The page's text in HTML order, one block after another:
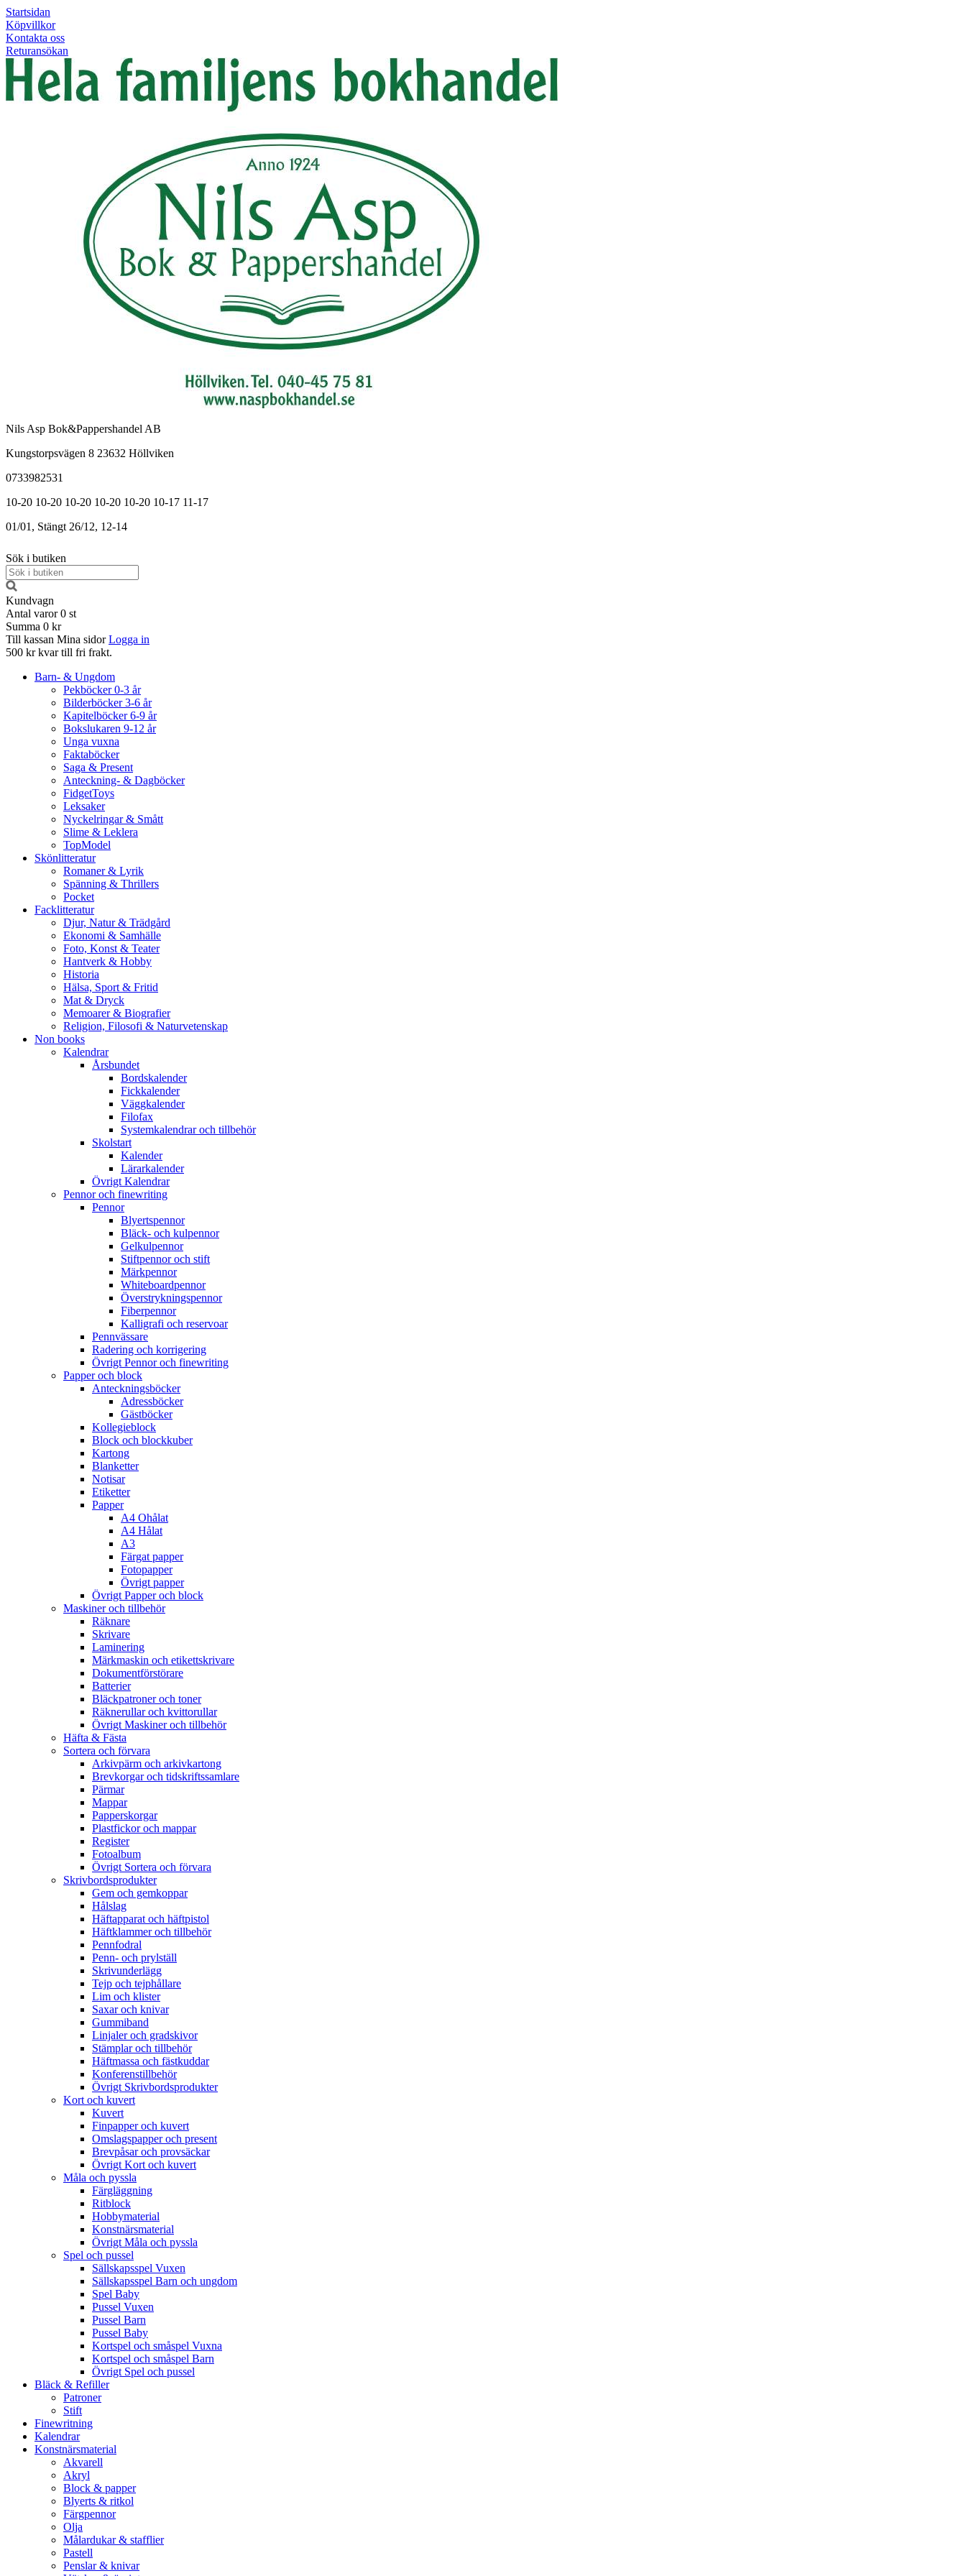
Startsidan
Köpvillkor
Kontakta oss
Returansökan
Nils Asp Bok&Pappershandel AB
Kungstorpsvägen 8 23632 Höllviken
0733982531
10-20 10-20 10-20 10-20 10-20 10-17 11-17
01/01, Stängt 26/12, 12-14
Sök i butiken
Kundvagn
Antal varor 0 st
Summa 0 kr
Till kassan Mina sidor Logga in
500 kr kvar till fri frakt.
Barn- & Ungdom
Pekböcker 0-3 år
Bilderböcker 3-6 år
Kapitelböcker 6-9 år
Bokslukaren 9-12 år
Unga vuxna
Faktaböcker
Saga & Present
Anteckning- & Dagböcker
FidgetToys
Leksaker
Nyckelringar & Smått
Slime & Leklera
TopModel
Skönlitteratur
Romaner & Lyrik
Spänning & Thrillers
Pocket
Facklitteratur
Djur, Natur & Trädgård
Ekonomi & Samhälle
Foto, Konst & Teater
Hantverk & Hobby
Historia
Hälsa, Sport & Fritid
Mat & Dryck
Memoarer & Biografier
Religion, Filosofi & Naturvetenskap
Non books
Kalendrar
Årsbundet
Bordskalender
Fickkalender
Väggkalender
Filofax
Systemkalendrar och tillbehör
Skolstart
Kalender
Lärarkalender
Övrigt Kalendrar
Pennor och finewriting
Pennor
Blyertspennor
Bläck- och kulpennor
Gelkulpennor
Stiftpennor och stift
Märkpennor
Whiteboardpennor
Överstrykningspennor
Fiberpennor
Kalligrafi och reservoar
Pennvässare
Radering och korrigering
Övrigt Pennor och finewriting
Papper och block
Anteckningsböcker
Adressböcker
Gästböcker
Kollegieblock
Block och blockkuber
Kartong
Blanketter
Notisar
Etiketter
Papper
A4 Ohålat
A4 Hålat
A3
Färgat papper
Fotopapper
Övrigt papper
Övrigt Papper och block
Maskiner och tillbehör
Räknare
Skrivare
Laminering
Märkmaskin och etikettskrivare
Dokumentförstörare
Batterier
Bläckpatroner och toner
Räknerullar och kvittorullar
Övrigt Maskiner och tillbehör
Häfta & Fästa
Sortera och förvara
Arkivpärm och arkivkartong
Brevkorgar och tidskriftssamlare
Pärmar
Mappar
Papperskorgar
Plastfickor och mappar
Register
Fotoalbum
Övrigt Sortera och förvara
Skrivbordsprodukter
Gem och gemkoppar
Hålslag
Häftapparat och häftpistol
Häftklammer och tillbehör
Pennfodral
Penn- och prylställ
Skrivunderlägg
Tejp och tejphållare
Lim och klister
Saxar och knivar
Gummiband
Linjaler och gradskivor
Stämplar och tillbehör
Häftmassa och fästkuddar
Konferenstillbehör
Övrigt Skrivbordsprodukter
Kort och kuvert
Kuvert
Finpapper och kuvert
Omslagspapper och present
Brevpåsar och provsäckar
Övrigt Kort och kuvert
Måla och pyssla
Färgläggning
Ritblock
Hobbymaterial
Konstnärsmaterial
Övrigt Måla och pyssla
Spel och pussel
Sällskapsspel Vuxen
Sällskapsspel Barn och ungdom
Spel Baby
Pussel Vuxen
Pussel Barn
Pussel Baby
Kortspel och småspel Vuxna
Kortspel och småspel Barn
Övrigt Spel och pussel
Bläck & Refiller
Patroner
Stift
Finewritning
Kalendrar
Konstnärsmaterial
Akvarell
Akryl
Block & papper
Blyerts & ritkol
Färgpennor
Olja
Målardukar & stafflier
Pastell
Penslar & knivar